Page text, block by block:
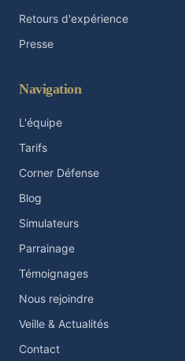
Retours d'expérience
Presse
Navigation
L'équipe
Tarifs
Corner Défense
Blog
Simulateurs
Parrainage
Témoignages
Nous rejoindre
Veille & Actualités
Contact